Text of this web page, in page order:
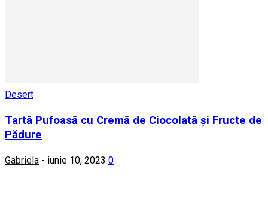
Desert
Tartă Pufoasă cu Cremă de Ciocolată și Fructe de
Pădure
Gabriela - iunie 10, 2023 0